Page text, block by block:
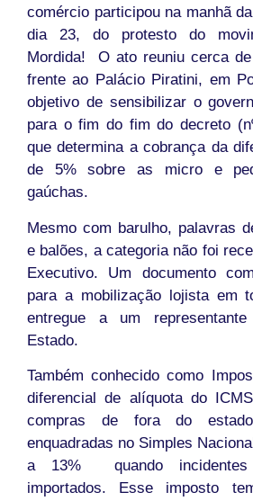
comércio participou na manhã
dia 23, do protesto do
Mordida! O ato reuniu cerca
frente ao Palácio Piratini, em
objetivo de sensibilizar o
para o fim do fim do decreto
que determina a cobrança da
de 5% sobre as micro e
gaúchas.
Mesmo com barulho, palavras
e balões, a categoria não foi
Executivo. Um documento
para a mobilização lojista em
entregue a um
Estado.
Também conhecido como
diferencial de alíquota do
compras de fora do
enquadradas no Simples
a 13% quando incidentes
importados. Esse imposto